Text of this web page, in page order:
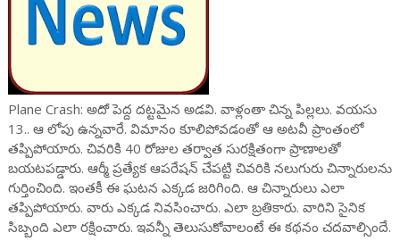
Plane Crash: అదో పెద్ద దట్టమైన అడవి. వాళ్లంతా చిన్న పిల్లలు. వయసు
13.. ఆ లోపు ఉన్నవారే. విమానం కూలిపోవడంతో ఆ అటవీ ప్రాంతంలో
తప్పిపోయారు. చివరికి 40 రోజుల తర్వాత సురక్షితంగా ప్రాణాలతో
బయటపడ్డారు. ఆర్మీ ప్రత్యేక ఆపరేషన్ చేపట్టి చివరికి నలుగురు చిన్నారులను
గుర్తించింది. ఇంతకీ ఈ ఘటన ఎక్కడ జరిగింది. ఆ చిన్నారులు ఎలా
తప్పిపోయారు. వారు ఎక్కడ నివసించారు. ఎలా బ్రతికారు. వారిని సైనిక
సిబ్బంది ఎలా రక్షించారు. ఇవన్నీ తెలుసుకోవాలంటే ఈ కథనం చదవాల్సిందే.